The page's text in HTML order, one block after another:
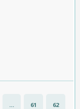
… 61 62